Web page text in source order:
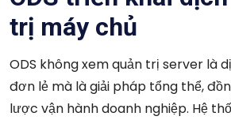
trị máy chủ
ODS không xem quản trị server là
đơn lẻ mà là giải pháp tổng thể,
lược vận hành doanh nghiệp. Hệ